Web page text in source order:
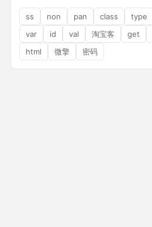
ss non pan class type
var
id val 淘宝客 get
html
微擎 密码